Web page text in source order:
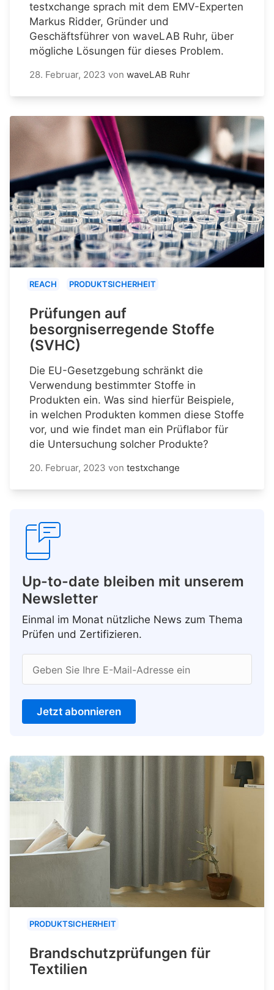
testxchange sprach mit dem EMV-Experten
Markus Ridder, Gründer und
Geschäftsführer von waveLAB Ruhr, über
mögliche Lösungen für dieses Problem.
28. Februar, 2023 von waveLAB Ruhr
REACH PRODUKTSICHERHEIT
Prüfungen auf
besorgniserregende Stoffe
(SVHC)
Die EU-Gesetzgebung schränkt die
Verwendung bestimmter Stoffe in
Produkten ein. Was sind hierfür Beispiele,
in welchen Produkten kommen diese Stoffe
vor, und wie findet man ein Prüflabor für
die Untersuchung solcher Produkte?
20. Februar, 2023 von testxchange
Up-to-date bleiben mit unserem
Newsletter
Einmal im Monat nützliche News zum Thema
Prüfen und Zertifizieren.
Geben Sie Ihre E-Mail-Adresse ein
Jetzt abonnieren
PRODUKTSICHERHEIT
Brandschutzprüfungen für
Textilien